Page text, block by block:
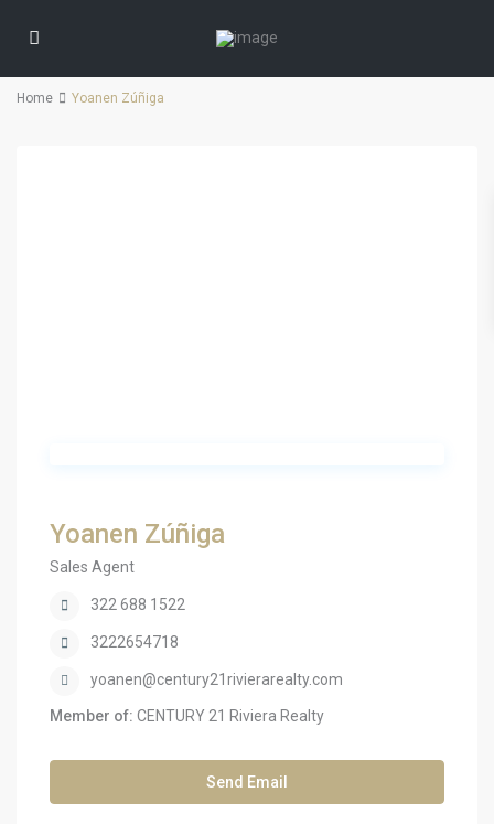
Home Yoanen Zúñiga
Yoanen Zúñiga
Sales Agent
322 688 1522
3222654718
yoanen@century21rivierarealty.com
Member of: CENTURY 21 Riviera Realty
Send Email